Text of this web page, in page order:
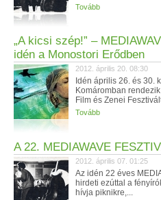
Tovább
„A kicsi szép!” –
idén a Monostori Erődben
2012. április 20. 08:30
Idén április 26. és 30.
Komáromban
Film és Zenei
Tovább
A 22. MEDIAWAVE
2012. április 07. 01:25
Az idén 22 éves
hirdeti ezúttal a
hívja piknikre,...